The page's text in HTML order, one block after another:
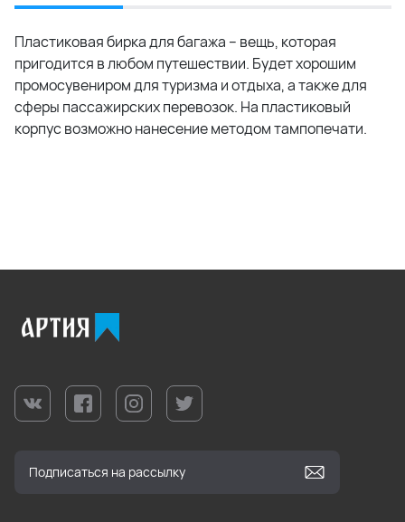
Пластиковая бирка для багажа – вещь, которая
пригодится в любом путешествии. Будет хорошим
промосувениром для туризма и отдыха, а также для
сферы пассажирских перевозок. На пластиковый
корпус возможно нанесение методом тампопечати.